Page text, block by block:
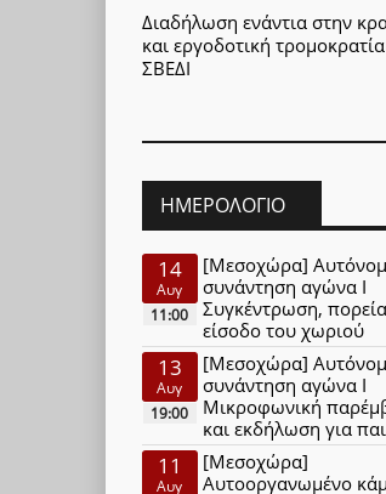
Διαδήλωση ενάντια στην
και εργοδοτική
ΣΒΕΔΙ
ΗΜΕΡΟΛΌΓΙΟ
14
Αυγ
11:00
[Μεσοχώρα]
συνάντηση αγώνα Ι
Συγκέντρωση,
είσοδο του χωριού
13
Αυγ
19:00
[Μεσοχώρα]
συνάντηση αγώνα Ι
Μικροφωνική
και εκδήλωση για
11
Αυγ
[Μεσοχώρα]
Αυτοοργανωμένο